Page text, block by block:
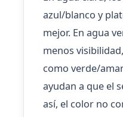
azul/blanco y
mejor. En agua
menos
como verde/
ayudan a que el
así, el color no